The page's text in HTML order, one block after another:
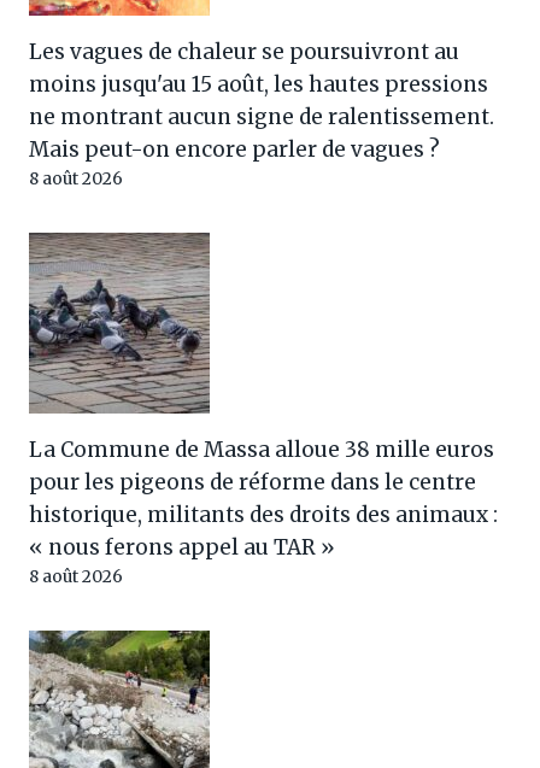
Les vagues de chaleur se poursuivront au
moins jusqu'au 15 août, les hautes pressions
ne montrant aucun signe de ralentissement.
Mais peut-on encore parler de vagues ?
8 août 2026
La Commune de Massa alloue 38 mille euros
pour les pigeons de réforme dans le centre
historique, militants des droits des animaux :
« nous ferons appel au TAR »
8 août 2026